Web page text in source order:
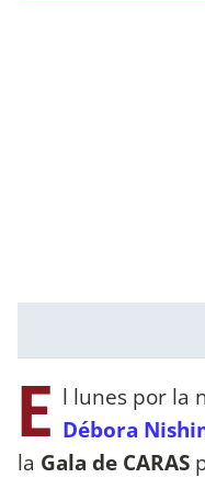
E l lunes por la
Débora
la Gala de CARAS